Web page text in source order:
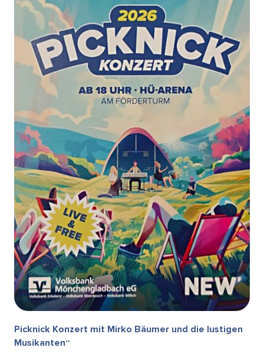
Picknick Konzert mit Mirko Bäumer und die lustigen
Musikanten“